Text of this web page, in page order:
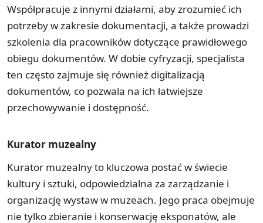
Współpracuje z innymi działami, aby zrozumieć ich
potrzeby w zakresie dokumentacji, a także prowadzi
szkolenia dla pracowników dotyczące prawidłowego
obiegu dokumentów. W dobie cyfryzacji, specjalista
ten często zajmuje się również digitalizacją
dokumentów, co pozwala na ich łatwiejsze
przechowywanie i dostępność.
Kurator muzealny
Kurator muzealny to kluczowa postać w świecie
kultury i sztuki, odpowiedzialna za zarządzanie i
organizację wystaw w muzeach. Jego praca obejmuje
nie tylko zbieranie i konserwację eksponatów, ale